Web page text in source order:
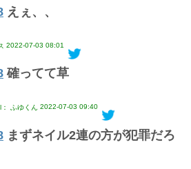
えぇ、、
2022-07-03 08:01
確ってて草
ふゆくん 2022-07-03 09:40
まずネイル2連の方が犯罪だろ